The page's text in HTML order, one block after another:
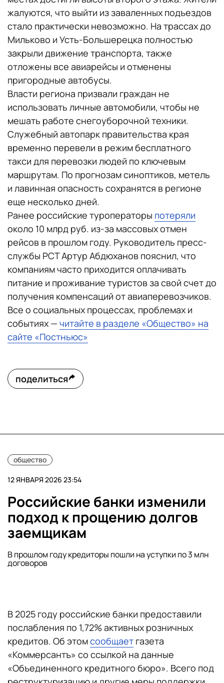
жалуются, что выйти из заваленных подъездов
стало практически невозможно. На трассах до
Мильково и Усть-Большерецка полностью
закрыли движение транспорта, также
отложены все авиарейсы и отменены
пригородные автобусы.
Власти региона призвали граждан не
использовать личные автомобили, чтобы не
мешать работе снегоуборочной техники.
Служебный автопарк правительства края
временно перевели в режим бесплатного
такси для перевозки людей по ключевым
маршрутам. По прогнозам синоптиков, метель
и лавинная опасность сохранятся в регионе
еще несколько дней.
Ранее российские туроператоры потеряли
около 10 млрд руб. из-за массовых отмен
рейсов в прошлом году. Руководитель пресс-
службы РСТ Артур Абдюханов пояснил, что
компаниям часто приходится оплачивать
питание и проживание туристов за свой счет до
получения компенсаций от авиаперевозчиков.
Все о социальных процессах, проблемах и
событиях — читайте в разделе «Общество» на
сайте «Постньюс»
поделиться
общество
12 ЯНВАРЯ 2026 23:54
Российские банки изменили
подход к прощению долгов
заемщикам
В прошлом году кредиторы пошли на уступки по 3 млн
договоров
В 2025 году российские банки предоставили
послабления по 1,72% активных розничных
кредитов. Об этомсообщает газета
«Коммерсантъ» со ссылкой на данные
«Объединенного кредитного бюро». Всего под